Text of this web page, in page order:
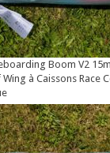
Boom V2
à Caissons Race